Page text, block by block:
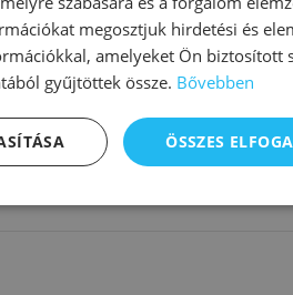
megosztjuk hirdetési és
amelyeket Ön biztosított
gyűjtöttek össze. Bővebben
ÖSSZES